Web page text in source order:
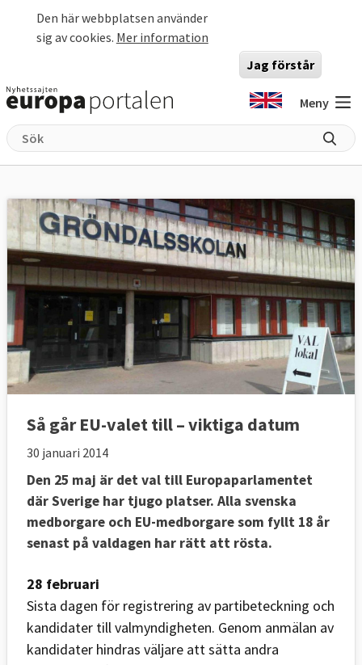
Den här webbplatsen använder
sig av cookies. Mer information
Jag förstår
Meny
Så går EU-valet till – viktiga datum
30 januari 2014
Den 25 maj är det val till Europaparlamentet
där Sverige har tjugo platser. Alla svenska
medborgare och EU-medborgare som fyllt 18 år
senast på valdagen har rätt att rösta.
28 februari
Sista dagen för registrering av partibeteckning och
kandidater till valmyndigheten. Genom anmälan av
kandidater hindras väljare att sätta andra